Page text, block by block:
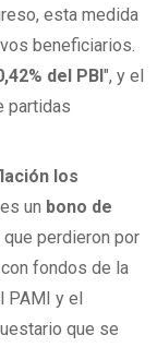
esta medida
beneficiarios.
del PBI ", y el
partidas
los
un bono de
perdieron por
fondos de la
PAMI y el
que se